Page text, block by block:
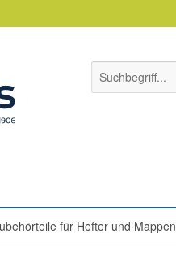
für Hefter und Mappen